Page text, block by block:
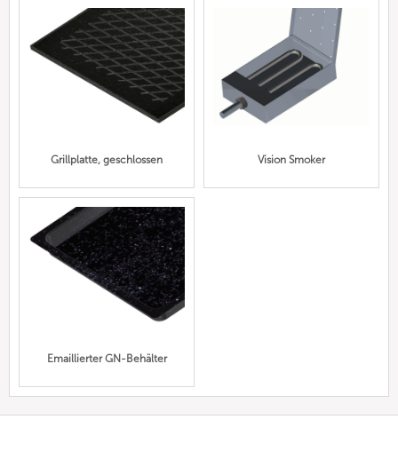
Grillplatte, geschlossen Vision Smoker
Emaillierter GN-Behälter